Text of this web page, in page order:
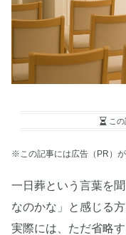
こ
※この記事には広告（PR）が
一日葬という言葉を
なのかな」と感じる
実際には、ただ省略